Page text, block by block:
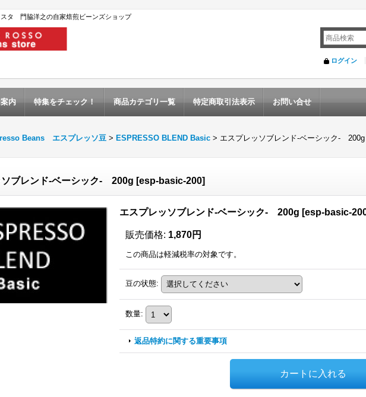
スタ 門脇洋之の自家焙煎ビーンズショップ
ログイン
内 特集をチェック！ 商品カテゴリ一覧 特定商取引法表示 お問い合せ
Beans エスプレッソ豆 > ESPRESSO BLEND Basic > エスプレッソブレンド-ベーシック- 200g
ソブレンド-ベーシック- 200g [esp-basic-200]
エスプレッソブレンド-ベーシック- 200g [esp-basic-
販売価格: 1,870円
この商品は軽減税率の対象です。
豆の状態:
数量:
返品特約に関する重要事項